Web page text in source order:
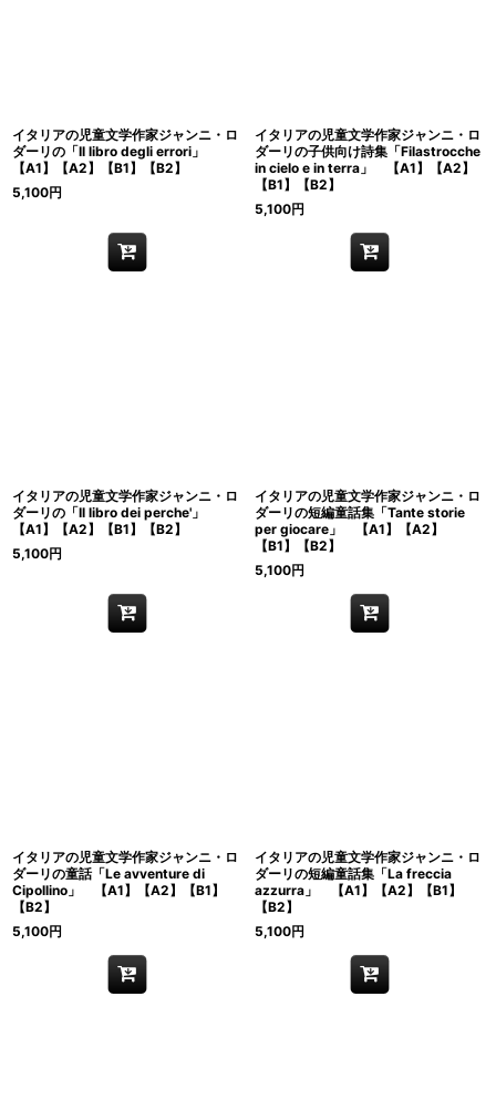
イタリアの児童文学作家ジャンニ・ロ
ダーリの「Il libro degli errori」
【A1】【A2】【B1】【B2】
5,100円
イタリアの児童文学作家ジャンニ・ロ
ダーリの子供向け詩集「Filastrocche
in cielo e in terra」 【A1】【A2】
【B1】【B2】
5,100円
イタリアの児童文学作家ジャンニ・ロ
ダーリの「Il libro dei perche'」
【A1】【A2】【B1】【B2】
5,100円
イタリアの児童文学作家ジャンニ・ロ
ダーリの短編童話集「Tante storie
per giocare」 【A1】【A2】
【B1】【B2】
5,100円
イタリアの児童文学作家ジャンニ・ロ
ダーリの童話「Le avventure di
Cipollino」 【A1】【A2】【B1】
【B2】
5,100円
イタリアの児童文学作家ジャンニ・ロ
ダーリの短編童話集「La freccia
azzurra」 【A1】【A2】【B1】
【B2】
5,100円